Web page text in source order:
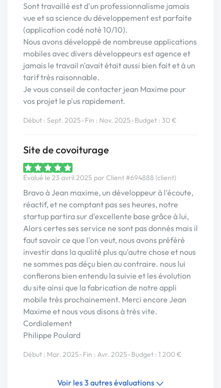
Sont travaillé est d'un professionnalisme jamais
vue et sa science du développement est parfaite
(application codé noté 10/10).
Nous avons développé de nombreuse applications
mobiles avec divers développeurs est agence et
jamais le travail n'avait était aussi bien fait et à un
tarif très raisonnable.
Je vous conseil de contacter jean Maxime pour
vos projet le p'us rapidement.
Début : Sept. 2025•Fin : Nov. 2025•Budget : 30 €
Site de covoiturage
Évalué le 23 avril 2025 par Client #694888 (client)
Bravo à Jean maxime, un développeur à l'écoute,
réactif, et ne comptant pas ses heures, notre
startup partira sur d'excellente base grâce à lui,
Alors certes ses service ne sont pas donnés mais il
faut savoir ce que l'on veut, nous avons préféré
investir dans la qualité plus qu'autre chose et nous
ne sommes pas déçu bien au contraire. nous lui
confierons bien entendu la suivie et les évolution
du site ainsi que la fabrication de notre appli
mobile très prochainement. Merci encore Jean
Maxime et nous vous disons à très vite.
Cordialement
Philippe Poulard
Début : Mar. 2025•Fin : Avr. 2025•Budget : 1 200 €
Voir les 3 autres évaluations